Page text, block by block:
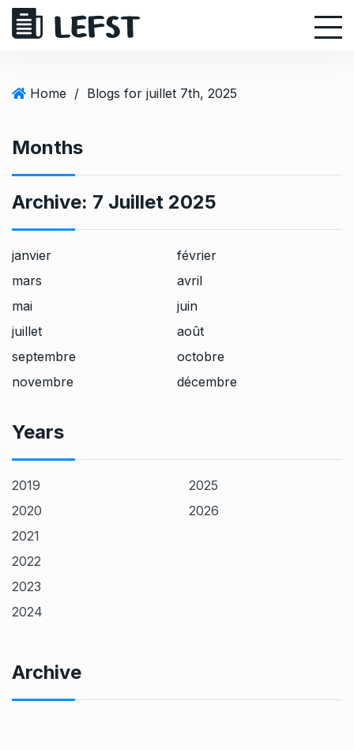
Home / Blogs for juillet 7th, 2025
Months
Archive: 7 Juillet 2025
janvier
février
mars
avril
mai
juin
juillet
août
septembre
octobre
novembre
décembre
Years
2019
2020
2021
2022
2023
2024
2025
2026
Archive